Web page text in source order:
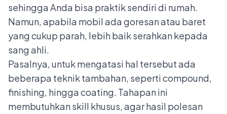
sehingga Anda bisa praktik sendiri di rumah.
Namun, apabila mobil ada goresan atau baret
yang cukup parah, lebih baik serahkan kepada
sang ahli.
Pasalnya, untuk mengatasi hal tersebut ada
beberapa teknik tambahan, seperti compound,
finishing, hingga coating. Tahapan ini
membutuhkan skill khusus, agar hasil polesan